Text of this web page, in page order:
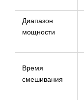
Диапазон
мощности
Время
смешивания